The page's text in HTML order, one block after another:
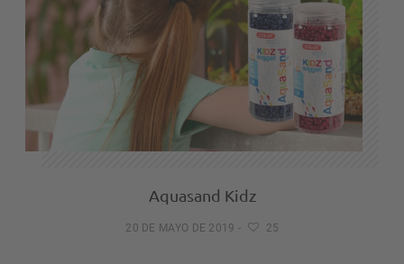
Aquasand Kidz
20 DE MAYO DE 2019 - 25